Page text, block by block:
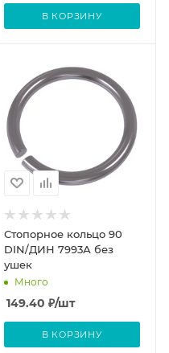
В КОРЗИНУ
Стопорное кольцо 90
DIN/ДИН 7993А без
ушек
Много
149.40 ₽/шт
В КОРЗИНУ